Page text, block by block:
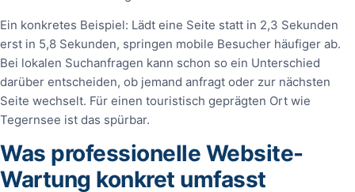
Ein konkretes Beispiel: Lädt eine Seite statt in 2,3 Sekunden
erst in 5,8 Sekunden, springen mobile Besucher häufiger ab.
Bei lokalen Suchanfragen kann schon so ein Unterschied
darüber entscheiden, ob jemand anfragt oder zur nächsten
Seite wechselt. Für einen touristisch geprägten Ort wie
Tegernsee ist das spürbar.
Was professionelle Website-
Wartung konkret umfasst